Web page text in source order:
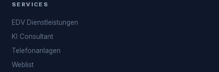
SERVICES
EDV Dienstleistungen
KI Consultant
Telefonanlagen
Weblist